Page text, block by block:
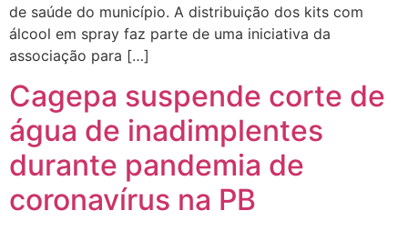
de saúde do município. A distribuição dos kits com
álcool em spray faz parte de uma iniciativa da
associação para […]
Cagepa suspende corte de
água de inadimplentes
durante pandemia de
coronavírus na PB